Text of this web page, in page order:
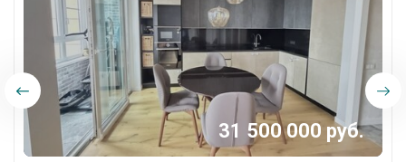
31 500 000 руб.